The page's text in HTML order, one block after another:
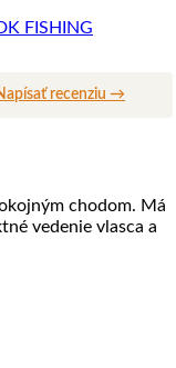
FISHING
recenziu →
chodom. Má
vedenie vlasca a